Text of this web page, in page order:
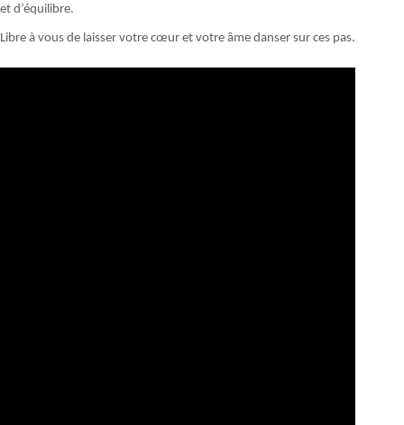
et d’équilibre.
Libre à vous de laisser votre cœur et votre âme danser sur ces pas.